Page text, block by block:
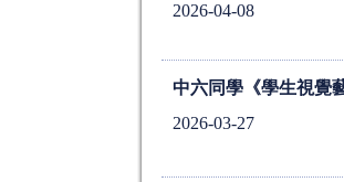
2026-04-08
中六同學《學生視覺
2026-03-27